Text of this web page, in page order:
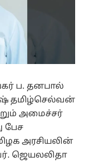
ப. தனபால்
தமிழ்செல்வன்
அமைச்சர்
பேச
அரசியலின்
ஜெயலலிதா